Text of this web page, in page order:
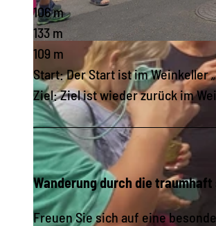
© Thomas Teubert, Dresden Elbland
106 m
133 m
109 m
Start: Der Start ist im Weinkeller
Ziel: Ziel ist wieder zurück im
Wanderung durch die traumhaft
Freuen Sie sich auf eine